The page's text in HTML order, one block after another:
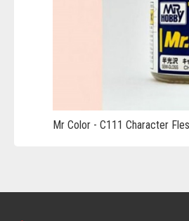
Mr Color - C111 Character